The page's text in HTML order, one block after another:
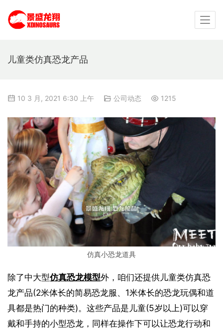
儿童类仿真恐龙产品
10 3 月, 2021 6:30 上午 公司动态 1215
仿真小恐龙道具
除了中大型仿真恐龙模型外，咱们还提供儿童类仿真恐
龙产品(2米体长的简易恐龙服、1米体长的恐龙玩偶和道
具都是热门的种类)。这些产品是儿童(5岁以上)可以穿
戴和手持的小型恐龙，同样在操作下可以让恐龙行动和